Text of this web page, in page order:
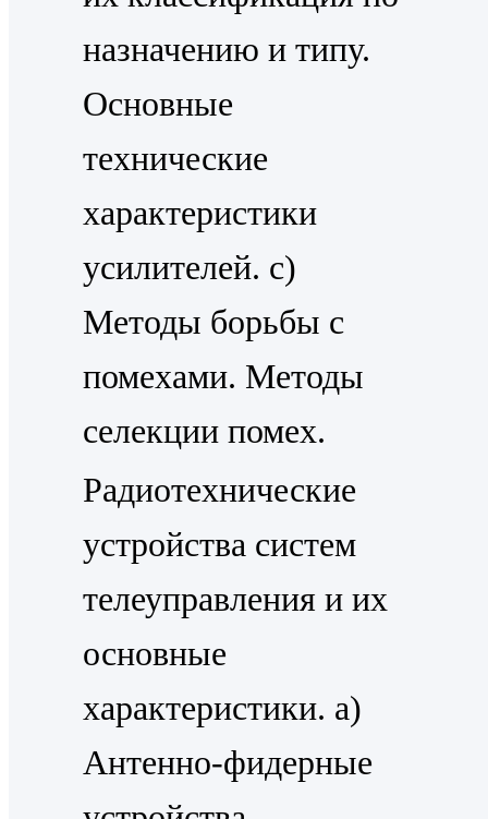
назначению и типу.
Основные
технические
характеристики
усилителей. c)
Методы борьбы с
помехами. Методы
селекции помех.
Радиотехнические
устройства систем
телеуправления и их
основные
характеристики. a)
Антенно-фидерные